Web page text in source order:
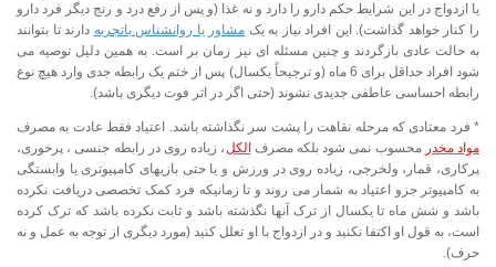
یا ازدواج در این شرایط حکم دارو را دارد و نه غذا (و پس از رفع درد و رنج دیگر فرد دارو
را کنار خواهد گذاشت). این افراد نیاز به یک مشاور یا روانشناس باتجربه دارند تا بتوانند
به حالت عادی بازگردند و چنین مسئله ای نیز زمان بر است. به همین دلیل توصیه می
شود افراد حداقل برای 6 ماه (و ترجیحاً یکسال) پس از ختم یک رابطه جدی وارد هیچ نوع
رابطه احساسی عاطفی جدیدی نشوند (حتی اگر در اثر فوت دیگری باشد).
* فرد معتادی که مرحله نقاهت را پشت سر نگذاشته باشد. اعتیاد فقط عادت به مصرف
مواد مخدر محسوب نمی شود بلکه مصرف الکل، زیاده روی در رابطه جنسی ، پرخوری،
پرکاری، قمار، ولخرجی، زیاده روی در ورزش و یا حتی بازیهای کامپیوتری یا وابستگی
به کامپیوتر جزو اعتیاد به شمار می روند و تا زمانیکه فرد کمک تخصصی دریافت نکرده
باشد و شش ماه تا یکسال از ترک آنها نگذشته باشد و ثابت نکرده باشد که ترک کرده
است، به قول او اکتفا نکنید و در ازدواج با او تعلل کنید (مورد دیگری از توجه به عمل و نه
حرف).